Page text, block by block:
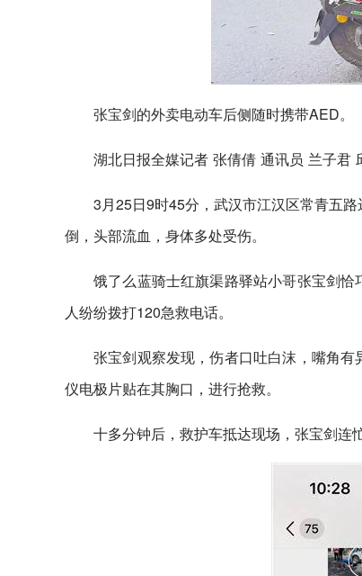
张宝剑的外卖电动车后侧随时携带AED。
湖北日报全媒记者 张倩倩 通讯员 兰子君
3月25日9时45分，武汉市江汉区常青五
倒，头部流血，身体多处受伤。
饿了么蓝骑士红旗渠路驿站小哥张宝剑
人纷纷拨打120急救电话。
张宝剑观察发现，伤者口吐白沫，嘴角
仪电极片贴在其胸口，进行抢救。
十多分钟后，救护车抵达现场，张宝剑连